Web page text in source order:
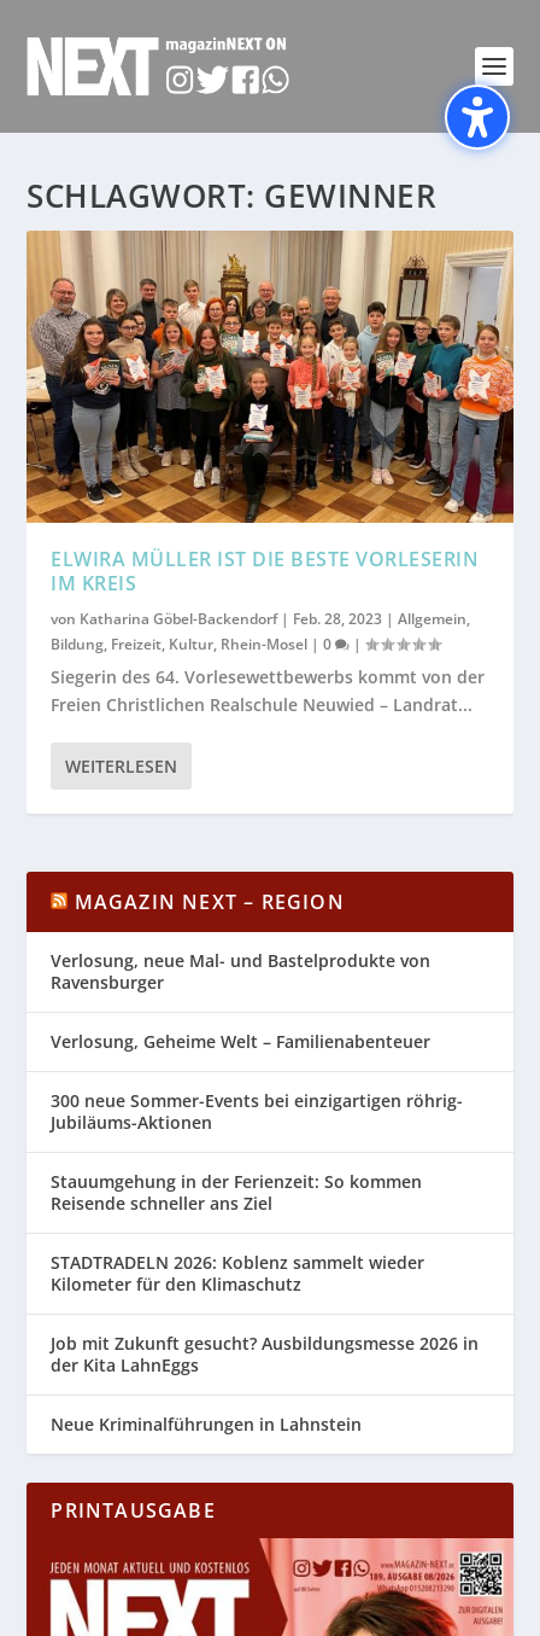
SCHLAGWORT: GEWINNER
ELWIRA MÜLLER IST DIE BESTE VORLESERIN
IM KREIS
von Katharina Göbel-Backendorf| Feb. 28, 2023 |Allgemein,
Bildung, Freizeit, Kultur, Rhein-Mosel |0 |
Siegerin des 64. Vorlesewettbewerbs kommt von der
Freien Christlichen Realschule Neuwied – Landrat...
WEITERLESEN
MAGAZIN NEXT – REGION
Verlosung, neue Mal- und Bastelprodukte von
Ravensburger
Verlosung, Geheime Welt – Familienabenteuer
300 neue Sommer-Events bei einzigartigen röhrig-
Jubiläums-Aktionen
Stauumgehung in der Ferienzeit: So kommen
Reisende schneller ans Ziel
STADTRADELN 2026: Koblenz sammelt wieder
Kilometer für den Klimaschutz
Job mit Zukunft gesucht? Ausbildungsmesse 2026 in
der Kita LahnEggs
Neue Kriminalführungen in Lahnstein
PRINTAUSGABE